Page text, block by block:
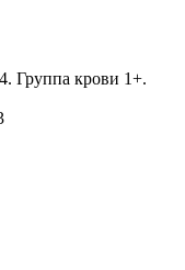
Группа крови 1+.